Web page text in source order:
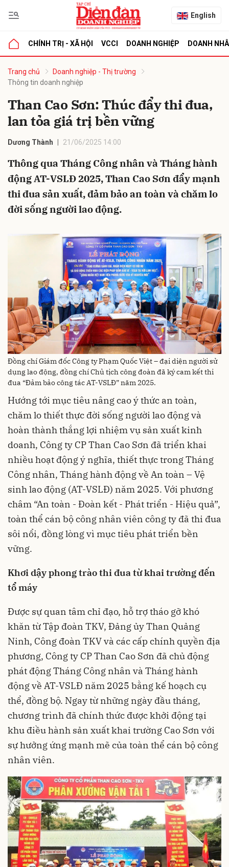
English
CHÍNH TRỊ - XÃ HỘI VCCI DOANH NGHIỆP DOANH
Trang chủ
Doanh nghiệp - Thị trường
Thông tin doanh nghiệp
Than Cao Sơn: Thúc đẩy thi đua,
lan tỏa giá trị bền vững
Dương Thành 21/06/2025 14:00
Thông qua Tháng Công nhân và Tháng hành
động AT-VSLĐ 2025, Than Cao Sơn đẩy mạnh
thi đua sản xuất, đảm bảo an toàn và chăm lo
đời sống người lao động.
Đồng chí Giám đốc Công ty Phạm Quốc Việt – đại diện người sử
dụng lao động, đồng chí Chủ tịch công đoàn đã ký cam kết thi
đua “Đảm bảo công tác AT-VSLĐ” năm 2025.
Hướng tới mục tiêu nâng cao ý thức an toàn,
chăm lo thiết thực đời sống người lao động và
hoàn thành thắng lợi nhiệm vụ sản xuất kinh
doanh, Công ty CP Than Cao Sơn đã triển khai
nhiều hoạt động ý nghĩa, thiết thực trong Tháng
Công nhân, Tháng hành động về An toàn – Vệ
sinh lao động (AT-VSLĐ) năm 2025. Với phương
châm “An toàn - Đoàn kết - Phát triển - Hiệu quả”,
toàn thể cán bộ công nhân viên công ty đã thi đua
sôi nổi, đồng lòng vì mục tiêu phát triển bền
vững.
Khơi dậy phong trào thi đua từ khai trường đến
tổ máy
Được sự quan tâm chỉ đạo, hỗ trợ tháo gỡ khó
khăn từ Tập đoàn TKV, Đảng ủy Than Quảng
Ninh, Công đoàn TKV và các cấp chính quyền địa
phương, Công ty CP Than Cao Sơn đã chủ động
phát động Tháng Công nhân và Tháng hành
động về AT-VSLĐ năm 2025 bằng kế hoạch cụ
thể, đồng bộ. Ngay từ những ngày đầu tháng,
chương trình đã chính thức được khởi động tại
khu điều hành sản xuất khai trường Cao Sơn với
sự hưởng ứng mạnh mẽ của toàn thể cán bộ công
nhân viên.
luận
Hủy